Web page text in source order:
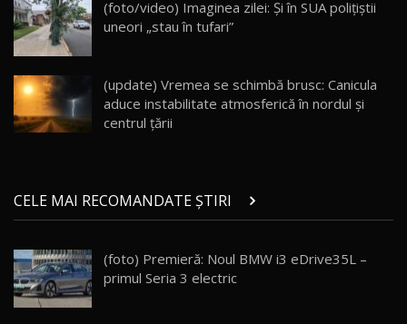
30:08
AutoBlog.MD
23:36
20
Noul ZEEKR 7X / Test Drive AutoBlog.MD
29:08
21
Micul BYD Dolphin Surf / Test Drive
AutoBlog.MD
16:59
22
Noua Mazda 6e / Test Drive AutoBlog.MD
26:59
(foto/video) Imaginea zilei: Și în SUA polițiștii
uneori „stau în tufari”
(update) Vremea se schimbă brusc: Canicula
aduce instabilitate atmosferică în nordul și
centrul țării
CELE MAI RECOMANDATE ȘTIRI
(foto) Premieră: Noul BMW i3 eDrive35L –
primul Seria 3 electric